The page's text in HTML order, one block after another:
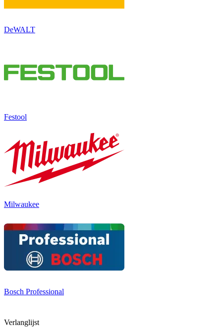
DeWALT
Festool
Milwaukee
Bosch Professional
Verlanglijst